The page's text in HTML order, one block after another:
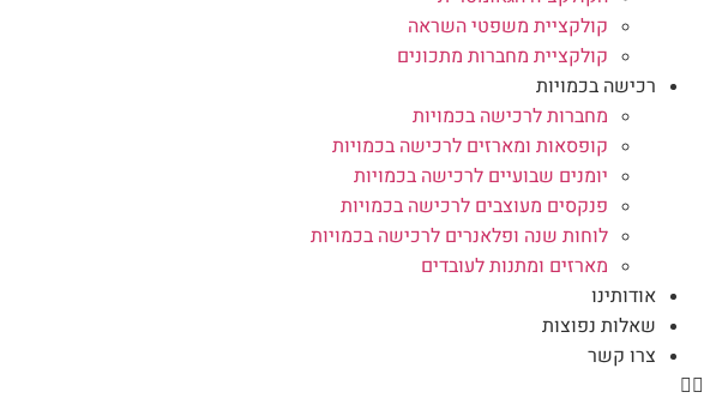
קולקציית משפטי השראה
קולקציית מחברות מתכונים
רכישה בכמויות
מחברות לרכישה בכמויות
קופסאות ומארזים לרכישה בכמויות
יומנים שבועיים לרכישה בכמויות
פנקסים מעוצבים לרכישה בכמויות
לוחות שנה ופלאנרים לרכישה בכמויות
מארזים ומתנות לעובדים
אודותינו
שאלות נפוצות
צרו קשר